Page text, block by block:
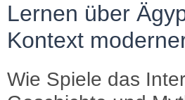
Lernen über
Kontext
Wie Spiele das